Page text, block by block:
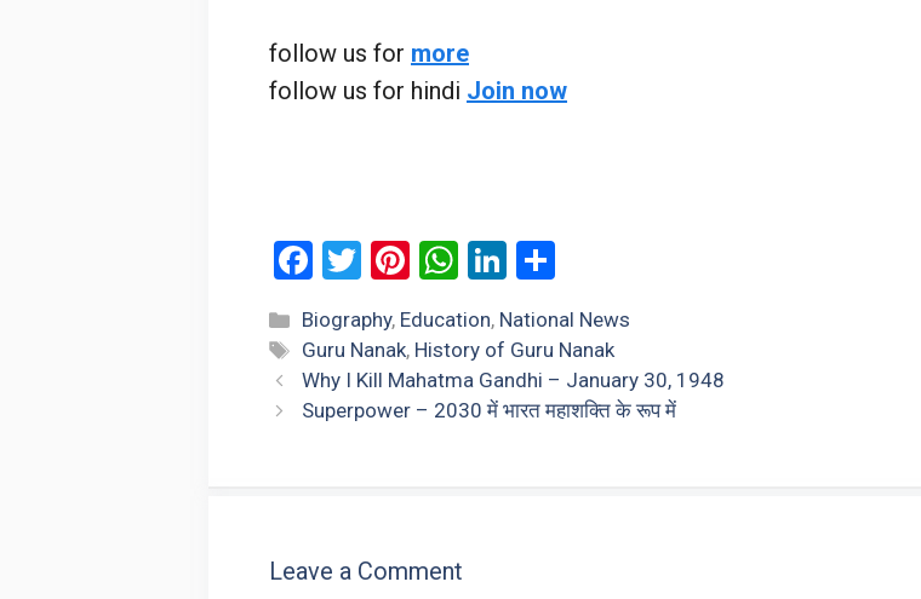
follow us for more
follow us for hindi Join now
F
ce
b
o
T
tt
er
Pi
er
es
t
W
at
s
A
Li
ke
dI
n
ar
e
Categories
Biography, Education, National News
Tags
Guru Nanak, History of Guru Nanak
Why I Kill Mahatma Gandhi – January 30, 1948
Superpower – 2030 में भारत महाशक्ति के रूप में
Leave a Comment